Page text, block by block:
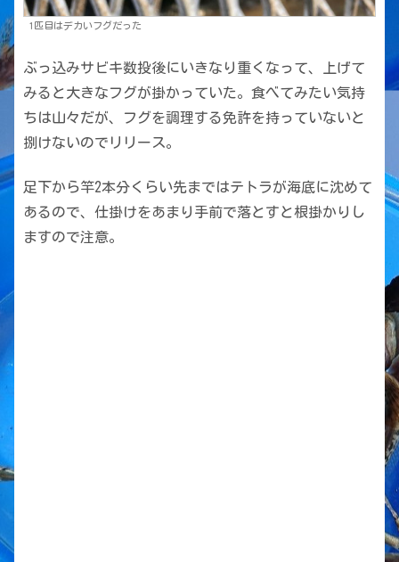
1匹目はデカいフグだった
ぶっ込みサビキ数投後にいきなり重くなって、上げて
みると大きなフグが掛かっていた。食べてみたい気持
ちは山々だが、フグを調理する免許を持っていないと
捌けないのでリリース。
足下から竿2本分くらい先まではテトラが海底に沈めて
あるので、仕掛けをあまり手前で落とすと根掛かりし
ますので注意。